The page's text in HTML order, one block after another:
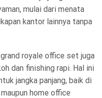
mulai dari menata
kantor lainnya tanpa
royale office set juga
dan finishing rapi. Hal ini
jangka panjang, baik di
home office